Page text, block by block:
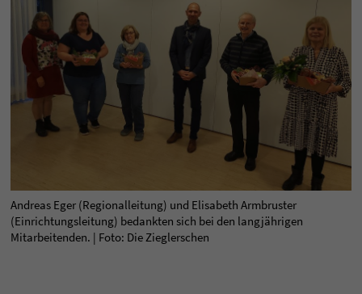
Andreas Eger (Regionalleitung) und Elisabeth Armbruster
(Einrichtungsleitung) bedankten sich bei den langjährigen
Mitarbeitenden. | Foto: Die Zieglerschen